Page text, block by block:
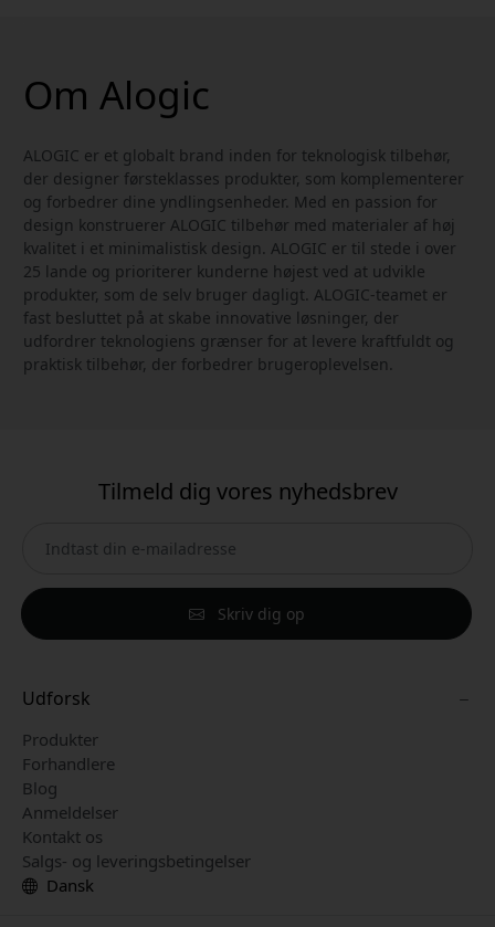
Om Alogic
ALOGIC er et globalt brand inden for teknologisk tilbehør,
der designer førsteklasses produkter, som komplementerer
og forbedrer dine yndlingsenheder. Med en passion for
design konstruerer ALOGIC tilbehør med materialer af høj
kvalitet i et minimalistisk design. ALOGIC er til stede i over
25 lande og prioriterer kunderne højest ved at udvikle
produkter, som de selv bruger dagligt. ALOGIC-teamet er
fast besluttet på at skabe innovative løsninger, der
udfordrer teknologiens grænser for at levere kraftfuldt og
praktisk tilbehør, der forbedrer brugeroplevelsen.
Tilmeld dig vores nyhedsbrev
Skriv dig op
Udforsk
Produkter
Forhandlere
Blog
Anmeldelser
Kontakt os
Salgs- og leveringsbetingelser
Dansk